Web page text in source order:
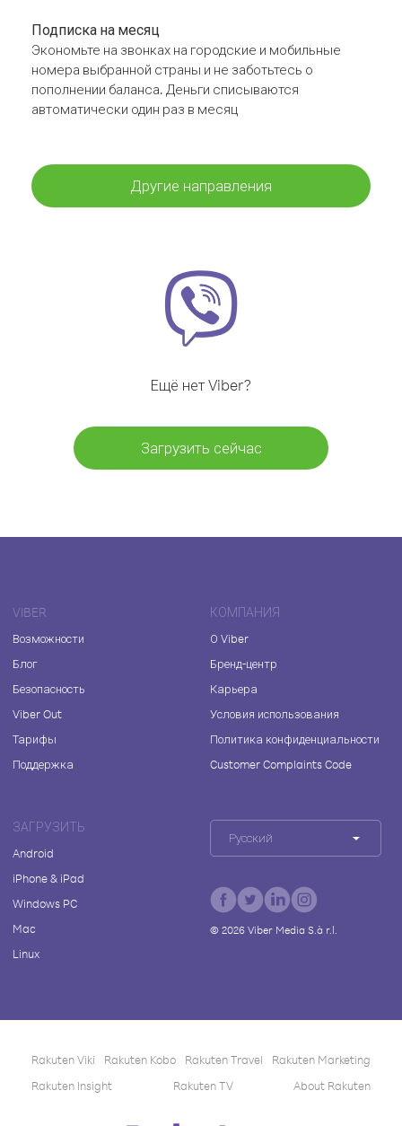
Подписка на месяц
Экономьте на звонках на городские и мобильные
номера выбранной страны и не заботьтесь о
пополнении баланса. Деньги списываются
автоматически один раз в месяц
Другие направления
Ещё нет Viber?
Загрузить сейчас
VIBER
Возможности
Блог
Безопасность
Viber Out
Тарифы
Поддержка
КОМПАНИЯ
О Viber
Бренд-центр
Карьера
Условия использования
Политика конфиденциальности
Customer Complaints Code
ЗАГРУЗИТЬ
Android
iPhone & iPad
Windows PC
Mac
Linux
Русский
© 2026Viber Media S.à r.l.
Rakuten Viki Rakuten Kobo Rakuten Travel
Rakuten Marketing
Rakuten Insight
Rakuten TV About Rakuten